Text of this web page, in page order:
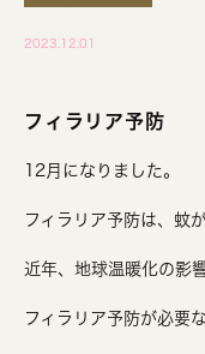
2023.12.01
フィラリア予防
12月になりました。
フィラリア予防は、蚊
近年、地球温暖化の影
フィラリア予防が必要